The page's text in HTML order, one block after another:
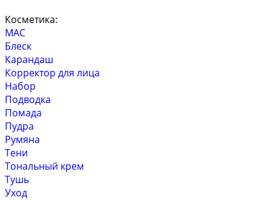
Косметика:
MAC
Блеск
Карандаш
Корректор для лица
Набор
Подводка
Помада
Пудра
Румяна
Тени
Тональный крем
Тушь
Уход